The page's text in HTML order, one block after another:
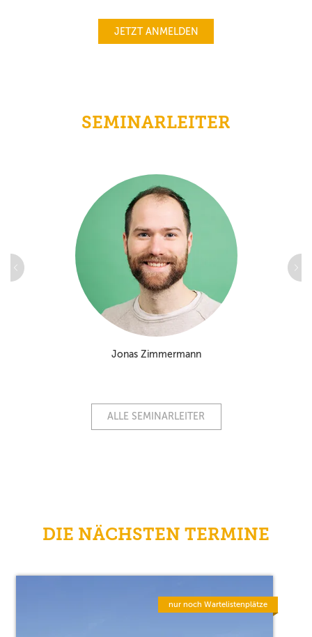
JETZT ANMELDEN
SEMINARLEITER
Jonas Zimmermann
ALLE SEMINARLEITER
DIE NÄCHSTEN TERMINE
nur noch Wartelistenplätze